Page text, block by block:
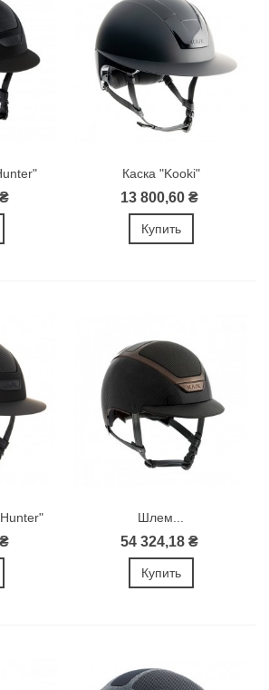
Каска "Kooki"
13 800,60 ₴
Купить
Шлем...
54 324,18 ₴
Купить